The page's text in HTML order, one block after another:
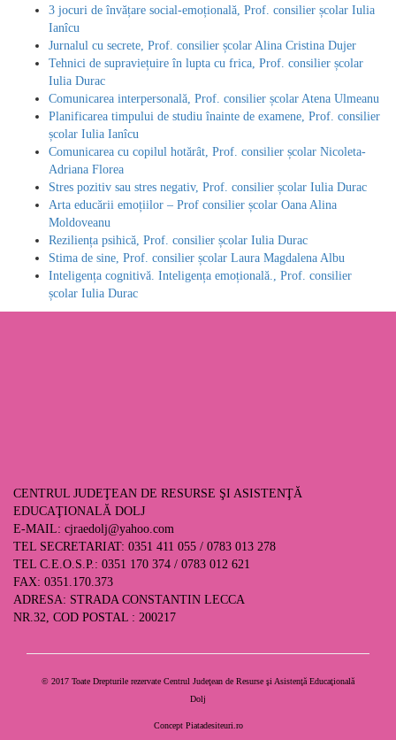
3 jocuri de învățare social-emoțională, Prof. consilier școlar Iulia
Ianîcu
Jurnalul cu secrete, Prof. consilier școlar Alina Cristina Dujer
Tehnici de supraviețuire în lupta cu frica, Prof. consilier școlar
Iulia Durac
Comunicarea interpersonală, Prof. consilier școlar Atena Ulmeanu
Planificarea timpului de studiu înainte de examene, Prof. consilier
școlar Iulia Ianîcu
Comunicarea cu copilul hotărât, Prof. consilier școlar Nicoleta-
Adriana Florea
Stres pozitiv sau stres negativ, Prof. consilier școlar Iulia Durac
Arta educării emoțiilor – Prof consilier școlar Oana Alina
Moldoveanu
Reziliența psihică, Prof. consilier școlar Iulia Durac
Stima de sine, Prof. consilier școlar Laura Magdalena Albu
Inteligența cognitivă. Inteligența emoțională., Prof. consilier
școlar Iulia Durac
CENTRUL JUDEŢEAN DE RESURSE ŞI ASISTENŢĂ
EDUCAŢIONALĂ DOLJ
E-MAIL: cjraedolj@yahoo.com
TEL SECRETARIAT: 0351 411 055 / 0783 013 278
TEL C.E.O.S.P.: 0351 170 374 / 0783 012 621
FAX: 0351.170.373
ADRESA: STRADA CONSTANTIN LECCA
NR.32, COD POSTAL : 200217
© 2017 Toate Drepturile rezervate Centrul Judeţean de Resurse şi Asistenţă Educaţională
Dolj
Concept Piatadesiteuri.ro